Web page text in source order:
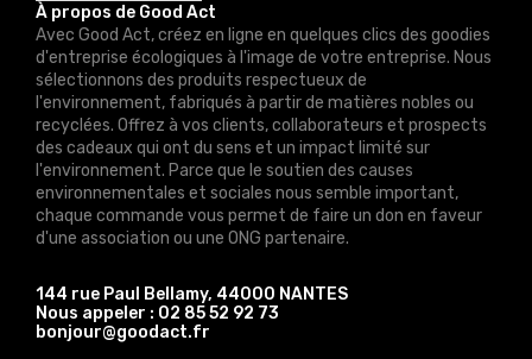
À propos de Good Act
Avec Good Act, créez en ligne en quelques clics des goodies
d'entreprise écologiques à l'image de votre entreprise. Nous
sélectionnons des produits respectueux de
l'environnement, fabriqués à partir de matières nobles ou
recyclées. Offrez à vos clients, collaborateurs et prospects
des cadeaux qui ont du sens et un impact limité sur
l'environnement. Parce que le soutien des causes
environnementales et sociales nous semble important,
chaque commande vous permet de faire un don en faveur
d'une association ou une ONG partenaire.
144 rue Paul Bellamy, 44000 NANTES
Nous appeler : 02 85 52 92 73
bonjour@goodact.fr